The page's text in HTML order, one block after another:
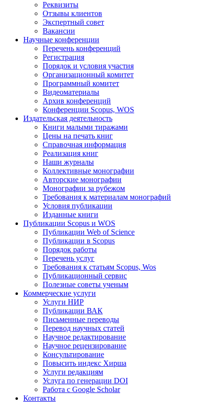
Реквизиты
Отзывы клиентов
Экспертный совет
Вакансии
Научные конференции
Перечень конференций
Регистрация
Порядок и условия участия
Организационный комитет
Программный комитет
Видеоматериалы
Архив конференций
Конференции Scopus, WOS
Издательская деятельность
Книги малыми тиражами
Цены на печать книг
Справочная информация
Реализация книг
Наши журналы
Коллективные монографии
Авторские монографии
Монографии за рубежом
Требования к материалам монографий
Условия публикации
Изданные книги
Публикации Scopus и WOS
Публикации Web of Science
Публикации в Scopus
Порядок работы
Перечень услуг
Требования к статьям Scopus, Wos
Публикационный сервис
Полезные советы ученым
Коммерческие услуги
Услуги НИР
Публикации ВАК
Письменные переводы
Перевод научных статей
Научное редактирование
Научное рецензирование
Консультирование
Повысить индекс Хирша
Услуги редакциям
Услуга по генерации DOI
Работа с Google Scholar
Контакты